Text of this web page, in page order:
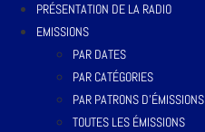
PRÉSENTATION DE LA RADIO
EMISSIONS
PAR DATES
PAR CATÉGORIES
PAR PATRONS D’ÉMISSIONS
TOUTES LES ÉMISSIONS